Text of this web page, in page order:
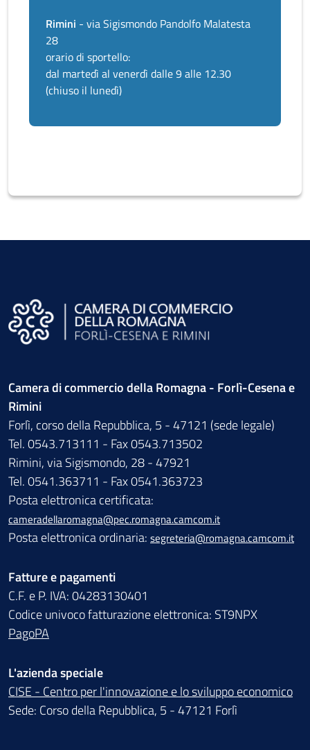
Rimini - via Sigismondo Pandolfo Malatesta
28
orario di sportello:
dal martedì al venerdì dalle 9 alle 12.30
(chiuso il lunedì)
Camera di commercio della Romagna - Forlì-Cesena e
Rimini
Forlì, corso della Repubblica, 5 - 47121 (sede legale)
Tel. 0543.713111 - Fax 0543.713502
Rimini, via Sigismondo, 28 - 47921
Tel. 0541.363711 - Fax 0541.363723
Posta elettronica certificata:
cameradellaromagna@pec.romagna.camcom.it
Posta elettronica ordinaria: segreteria@romagna.camcom.it
Fatture e pagamenti
C.F. e P. IVA: 04283130401
Codice univoco fatturazione elettronica: ST9NPX
PagoPA
L'azienda speciale
CISE - Centro per l'innovazione e lo sviluppo economico
Sede: Corso della Repubblica, 5 - 47121 Forlì